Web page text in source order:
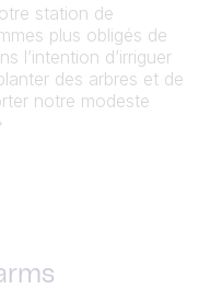
station de
plus obligés de
l’intention d’irriguer
des arbres et de
notre modeste